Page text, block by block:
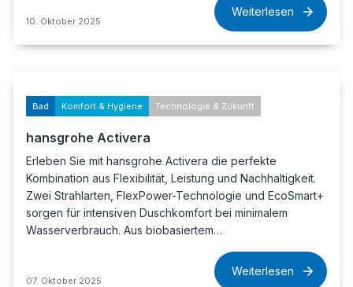
10. Oktober 2025
Weiterlesen
Bad Komfort & Hygiene Technologie & Zukunft
hansgrohe Activera
Erleben Sie mit hansgrohe Activera die perfekte
Kombination aus Flexibilität, Leistung und Nachhaltigkeit.
Zwei Strahlarten, FlexPower-Technologie und EcoSmart+
sorgen für intensiven Duschkomfort bei minimalem
Wasserverbrauch. Aus biobasiertem…
07. Oktober 2025
Weiterlesen